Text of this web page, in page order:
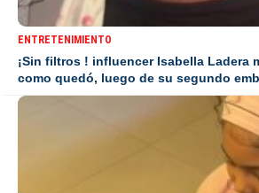
ENTRETENIMIENTO
¡Sin filtros ! influencer Isabella Ladera
como quedó, luego de su segundo